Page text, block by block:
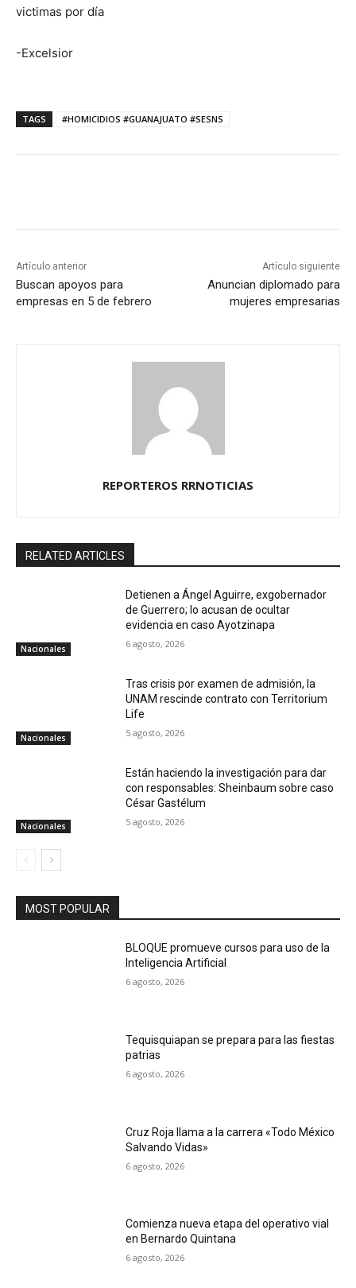
victimas por día
-Excelsior
TAGS #HOMICIDIOS #GUANAJUATO #SESNS
Artículo anterior
Buscan apoyos para
empresas en 5 de febrero
Artículo siguiente
Anuncian diplomado para
mujeres empresarias
REPORTEROS RRNOTICIAS
RELATED ARTICLES
Nacionales
Detienen a Ángel Aguirre, exgobernador
de Guerrero; lo acusan de ocultar
evidencia en caso Ayotzinapa
6 agosto, 2026
Nacionales
Tras crisis por examen de admisión, la
UNAM rescinde contrato con Territorium
Life
5 agosto, 2026
Nacionales
Están haciendo la investigación para dar
con responsables: Sheinbaum sobre caso
César Gastélum
5 agosto, 2026
MOST POPULAR
BLOQUE promueve cursos para uso de la
Inteligencia Artificial
6 agosto, 2026
Tequisquiapan se prepara para las fiestas
patrias
6 agosto, 2026
Cruz Roja llama a la carrera «Todo México
Salvando Vidas»
6 agosto, 2026
Comienza nueva etapa del operativo vial
en Bernardo Quintana
6 agosto, 2026